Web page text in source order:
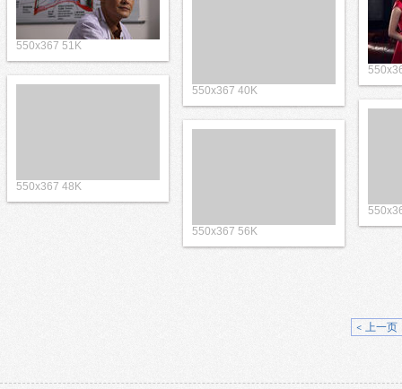
550x367 51K
550x367 40K
550x367 48K
550x367 56K
< 上一页